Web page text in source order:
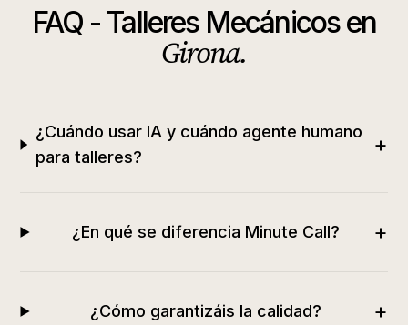
FAQ - Talleres Mecánicosen
Girona.
¿Cuándo usar IA y cuándo agente humano
para talleres?
+
¿En qué se diferencia Minute Call? +
¿Cómo garantizáis la calidad? +